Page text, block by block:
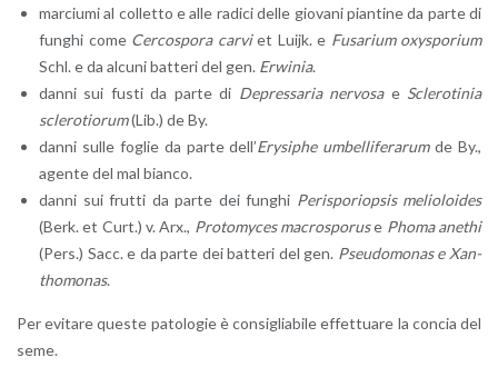
mar­ciu­mi al col­let­to e alle ra­di­ci delle gio­va­ni pian­ti­ne da parte di
fun­ghi come Cer­co­spo­ra carviet Luijk. e Fu­sa­rium oxy­spo­rium
Schl. e da al­cu­ni bat­te­ri del gen. Er­wi­nia.
danni sui fusti da parte di De­pres­sa­ria ner­vo­sa e Scle­ro­ti­nia
scle­ro­tio­rum(Lib.) de By.
danni sulle fo­glie da parte dell’Ery­si­phe um­bel­li­fe­ra­rumde By.,
agen­te del mal bian­co.
danni sui frut­ti da parte dei fun­ghi Pe­ri­spo­riop­sis me­lio­loi­des
(Berk. et Curt.) v. Arx., Pro­to­my­ces ma­cro­spo­ruse Phoma ane­thi
(Pers.) Sacc. e da parte dei bat­te­ri del gen. Pseu­do­mo­nas e Xan­
tho­mo­nas.
Per evi­ta­re que­ste pa­to­lo­gie è con­si­glia­bi­le ef­fet­tua­re la con­cia del
seme.